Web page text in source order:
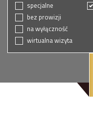
specjalne
bez prowizji
na wyłączność
wirtualna wizyta